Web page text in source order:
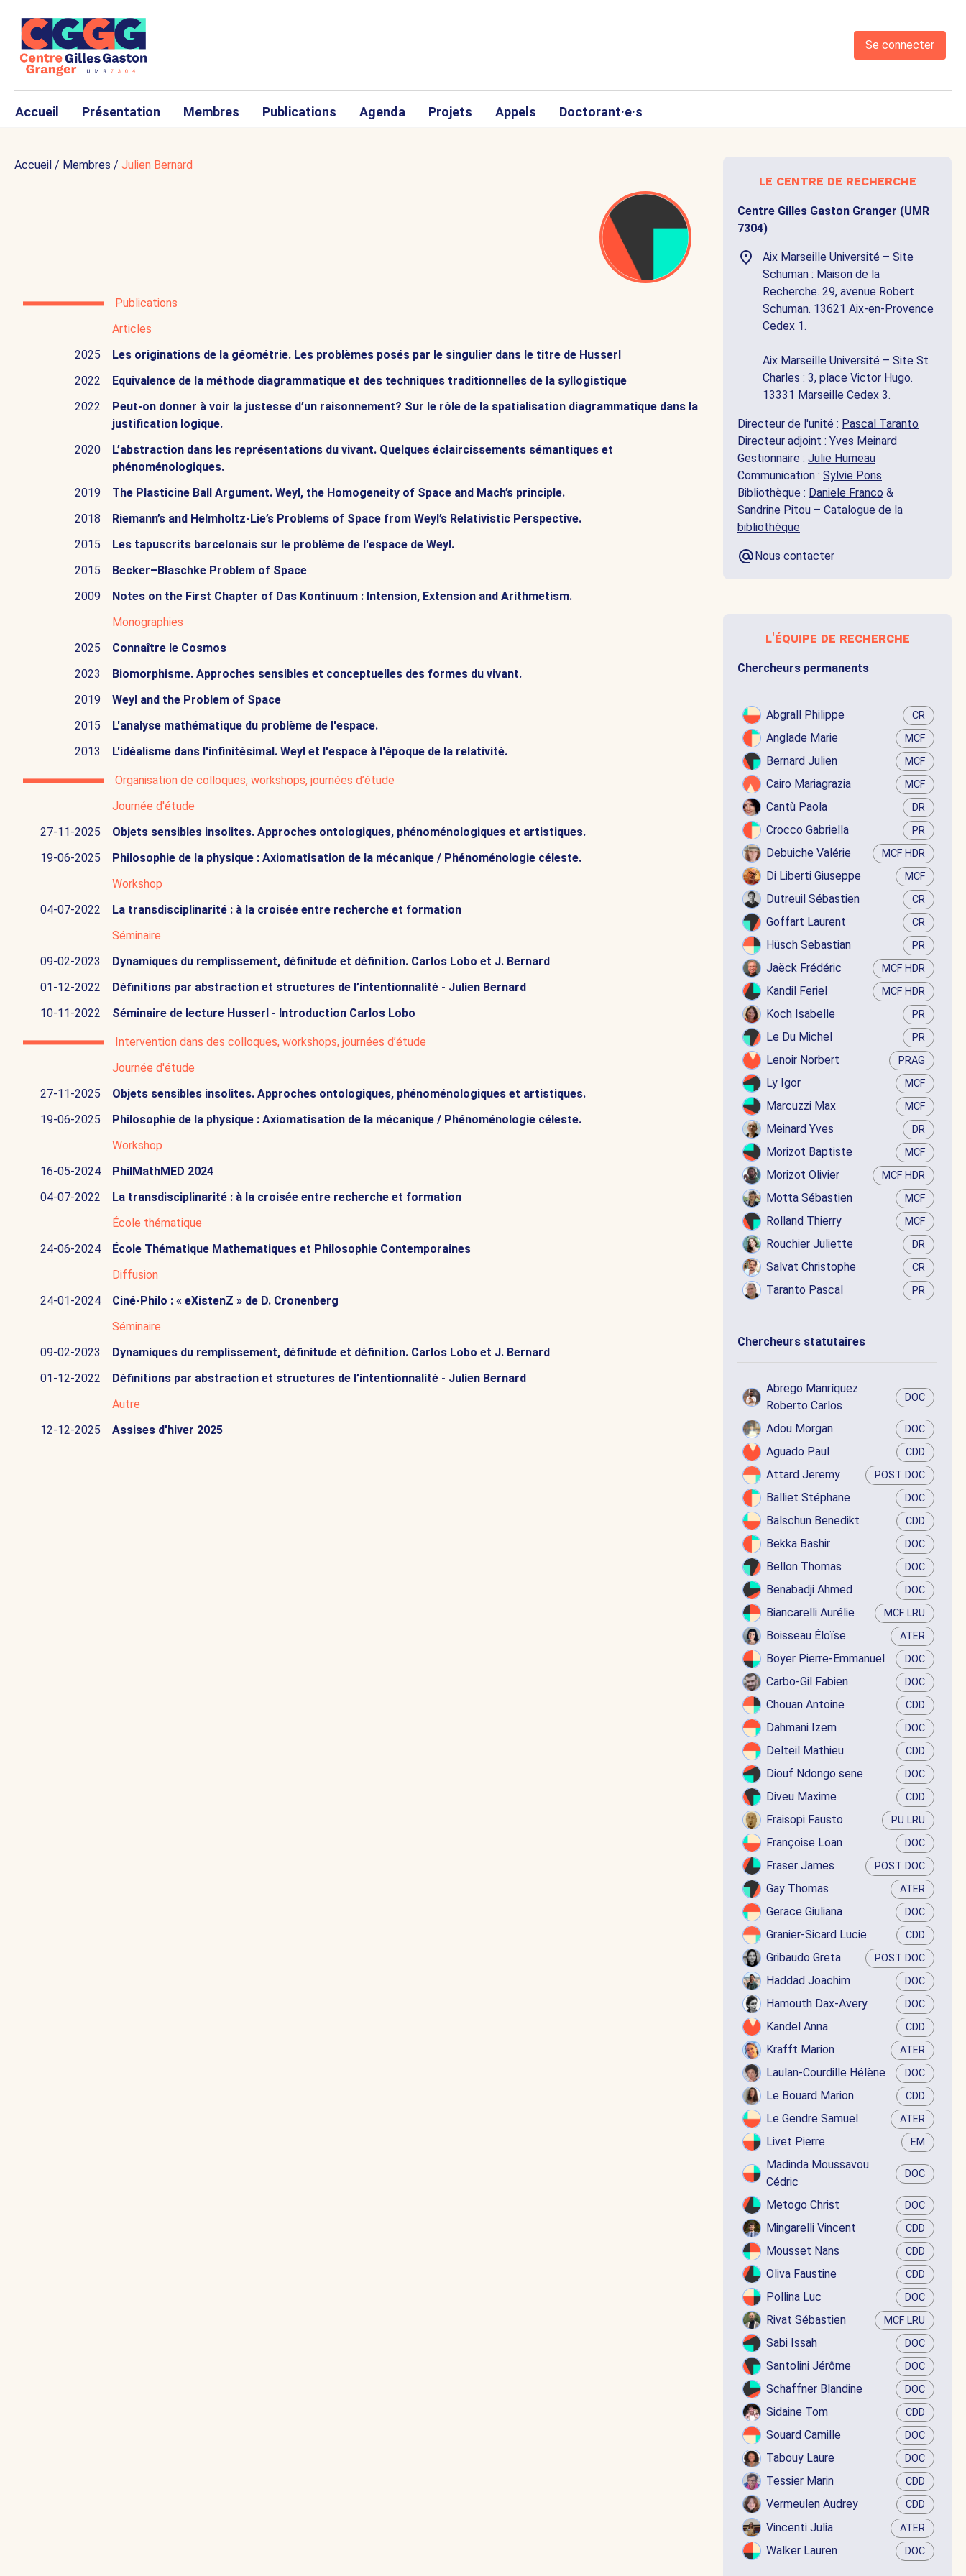
Se connecter
Accueil Présentation Membres Publications Agenda Projets Appels Doctorant·e·s
Accueil / Membres / Julien Bernard
Publications
Articles
2025
Les originations de la géométrie. Les problèmes posés par le singulier dans le titre de Husserl
2022
Equivalence de la méthode diagrammatique et des techniques traditionnelles de la syllogistique
2022
Peut-on donner à voir la justesse d’un raisonnement? Sur le rôle de la spatialisation diagrammatique dans la
justification logique.
2020
L’abstraction dans les représentations du vivant. Quelques éclaircissements sémantiques et
phénoménologiques.
2019
The Plasticine Ball Argument. Weyl, the Homogeneity of Space and Mach’s principle.
2018
Riemann’s and Helmholtz-Lie’s Problems of Space from Weyl’s Relativistic Perspective.
2015
Les tapuscrits barcelonais sur le problème de l'espace de Weyl.
2015
Becker–Blaschke Problem of Space
2009
Notes on the First Chapter of Das Kontinuum : Intension, Extension and Arithmetism.
Monographies
2025
Connaître le Cosmos
2023
Biomorphisme. Approches sensibles et conceptuelles des formes du vivant.
2019
Weyl and the Problem of Space
2015
L'analyse mathématique du problème de l'espace.
2013
L'idéalisme dans l'infinitésimal. Weyl et l'espace à l'époque de la relativité.
Organisation de colloques, workshops, journées d’étude
Journée d'étude
27-11-2025
Objets sensibles insolites. Approches ontologiques, phénoménologiques et artistiques.
19-06-2025
Philosophie de la physique : Axiomatisation de la mécanique / Phénoménologie céleste.
Workshop
04-07-2022
La transdisciplinarité : à la croisée entre recherche et formation
Séminaire
09-02-2023
Dynamiques du remplissement, définitude et définition. Carlos Lobo et J. Bernard
01-12-2022
Définitions par abstraction et structures de l’intentionnalité - Julien Bernard
10-11-2022
Séminaire de lecture Husserl - Introduction Carlos Lobo
Intervention dans des colloques, workshops, journées d’étude
Journée d'étude
27-11-2025
Objets sensibles insolites. Approches ontologiques, phénoménologiques et artistiques.
19-06-2025
Philosophie de la physique : Axiomatisation de la mécanique / Phénoménologie céleste.
Workshop
16-05-2024
PhilMathMED 2024
04-07-2022
La transdisciplinarité : à la croisée entre recherche et formation
École thématique
24-06-2024
École Thématique Mathematiques et Philosophie Contemporaines
Diffusion
24-01-2024
Ciné-Philo : « eXistenZ » de D. Cronenberg
Séminaire
09-02-2023
Dynamiques du remplissement, définitude et définition. Carlos Lobo et J. Bernard
01-12-2022
Définitions par abstraction et structures de l’intentionnalité - Julien Bernard
Autre
12-12-2025
Assises d'hiver 2025
le centre de recherche
Centre Gilles Gaston Granger (UMR
7304)
Aix Marseille Université – Site
Schuman : Maison de la
Recherche. 29, avenue Robert
Schuman. 13621 Aix-en-Provence
Cedex 1.
Aix Marseille Université – Site St
Charles : 3, place Victor Hugo.
13331 Marseille Cedex 3.
Directeur de l'unité : Pascal Taranto
Directeur adjoint : Yves Meinard
Gestionnaire : Julie Humeau
Communication : Sylvie Pons
Bibliothèque : Daniele Franco &
Sandrine Pitou – Catalogue de la
bibliothèque
Nous contacter
l'équipe de recherche
Chercheurs permanents
Abgrall Philippe CR
Anglade Marie MCF
Bernard Julien MCF
Cairo Mariagrazia MCF
Cantù Paola DR
Crocco Gabriella PR
Debuiche Valérie MCF HDR
Di Liberti Giuseppe MCF
Dutreuil Sébastien CR
Goffart Laurent CR
Hüsch Sebastian PR
Jaëck Frédéric MCF HDR
Kandil Feriel MCF HDR
Koch Isabelle PR
Le Du Michel PR
Lenoir Norbert PRAG
Ly Igor MCF
Marcuzzi Max MCF
Meinard Yves DR
Morizot Baptiste MCF
Morizot Olivier MCF HDR
Motta Sébastien MCF
Rolland Thierry MCF
Rouchier Juliette DR
Salvat Christophe CR
Taranto Pascal PR
Chercheurs statutaires
Abrego Manríquez
Roberto Carlos
DOC
Adou Morgan DOC
Aguado Paul CDD
Attard Jeremy POST DOC
Balliet Stéphane DOC
Balschun Benedikt CDD
Bekka Bashir DOC
Bellon Thomas DOC
Benabadji Ahmed DOC
Biancarelli Aurélie MCF LRU
Boisseau Éloïse ATER
Boyer Pierre-Emmanuel DOC
Carbo-Gil Fabien DOC
Chouan Antoine CDD
Dahmani Izem DOC
Delteil Mathieu CDD
Diouf Ndongo sene DOC
Diveu Maxime CDD
Fraisopi Fausto PU LRU
Françoise Loan DOC
Fraser James POST DOC
Gay Thomas ATER
Gerace Giuliana DOC
Granier-Sicard Lucie CDD
Gribaudo Greta POST DOC
Haddad Joachim DOC
Hamouth Dax-Avery DOC
Kandel Anna CDD
Krafft Marion ATER
Laulan-Courdille Hélène DOC
Le Bouard Marion CDD
Le Gendre Samuel ATER
Livet Pierre EM
Madinda Moussavou
Cédric
DOC
Metogo Christ DOC
Mingarelli Vincent CDD
Mousset Nans CDD
Oliva Faustine CDD
Pollina Luc DOC
Rivat Sébastien MCF LRU
Sabi Issah DOC
Santolini Jérôme DOC
Schaffner Blandine DOC
Sidaine Tom CDD
Souard Camille DOC
Tabouy Laure DOC
Tessier Marin CDD
Vermeulen Audrey CDD
Vincenti Julia ATER
Walker Lauren DOC